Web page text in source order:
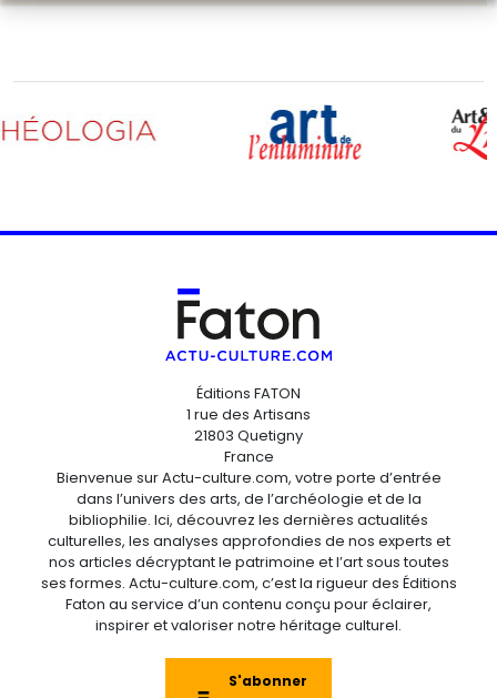
Éditions FATON
1 rue des Artisans
21803 Quetigny
France
Bienvenue sur Actu-culture.com, votre porte d’entrée
dans l’univers des arts, de l’archéologie et de la
bibliophilie. Ici, découvrez les dernières actualités
culturelles, les analyses approfondies de nos experts et
nos articles décryptant le patrimoine et l’art sous toutes
ses formes. Actu-culture.com, c’est la rigueur des Éditions
Faton au service d’un contenu conçu pour éclairer,
inspirer et valoriser notre héritage culturel.
S'abonner